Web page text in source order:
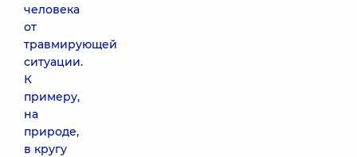
человека
от
травмирующей
ситуации.
К
примеру,
на
природе,
в кругу